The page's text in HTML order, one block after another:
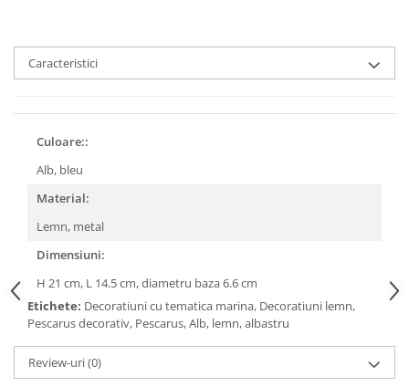
Caracteristici
Culoare::
Alb, bleu
Material:
Lemn, metal
Dimensiuni:
H 21 cm, L 14.5 cm, diametru baza 6.6 cm
Etichete: Decoratiuni cu tematica marina, Decoratiuni lemn,
Pescarus decorativ, Pescarus, Alb, lemn, albastru
Review-uri(0)